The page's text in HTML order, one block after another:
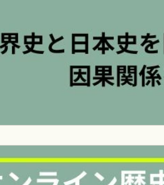
歴史部通信